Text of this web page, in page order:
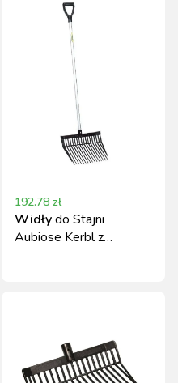
192.78 zł
Widłydo Stajni
Aubiose Kerbl z